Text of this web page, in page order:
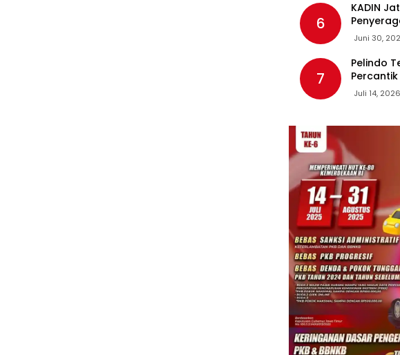
6
KADIN
Juni 30,
7
Pelindo
Warga
Juli 14, 2026